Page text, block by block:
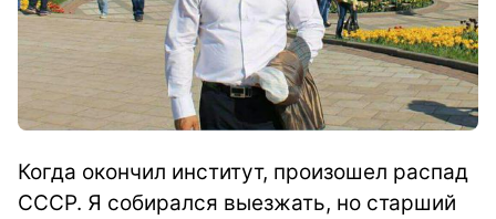
Когда окончил институт, произошел распад
СССР. Я собирался выезжать, но старший